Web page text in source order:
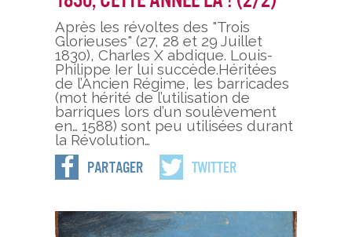
Après les révoltes des "Trois
Glorieuses" (27, 28 et 29 Juillet
1830), Charles X abdique. Louis-
Philippe Ier lui succède.Héritées
de l’Ancien Régime, les barricades
(mot hérité de l’utilisation de
barriques lors d’un soulèvement
en… 1588) sont peu utilisées durant
la Révolution…
Partager Twitter